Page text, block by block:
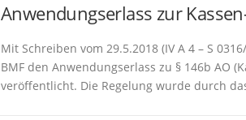
Anwendungserlass zur
Mit Schreiben vom 29.5.2018 (IV A 4 – S
BMF den Anwendungserlass zu § 146b AO
veröffentlicht. Die Regelung wurde durch